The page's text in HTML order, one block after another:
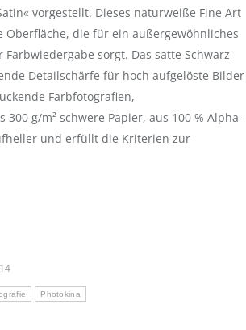
vorgestellt. Dieses naturweiße Fine Art
die für ein außergewöhnliches
sorgt. Das satte Schwarz
Detailschärfe für hoch aufgelöste Bilder
Farbfotografien,
g/m² schwere Papier, aus 100 % Alpha-
und erfüllt die Kriterien zur
Photokina